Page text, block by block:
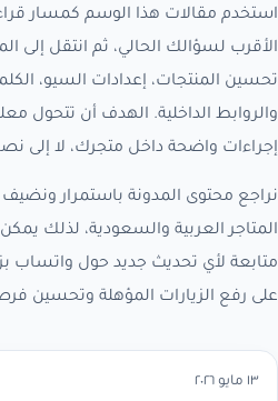
استخدم مقالات هذا الوسم كمسار
الأقرب لسؤالك الحالي، ثم انتقل إلى
تحسين المنتجات، إعدادات السيو،
والروابط الداخلية. الهدف أن تتحول
إجراءات واضحة داخل متجرك، لا إلى
نراجع محتوى المدونة باستمرار
المتاجر العربية والسعودية، لذلك
متابعة لأي تحديث جديد حول
على رفع الزيارات المؤهلة وتحسين
١٣ مايو ٢٠٢٦